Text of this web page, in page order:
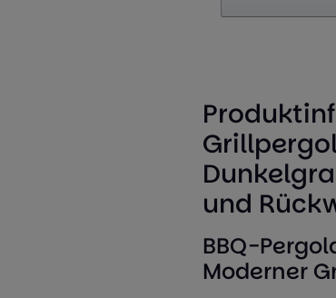
und
BBQ-
Moderner